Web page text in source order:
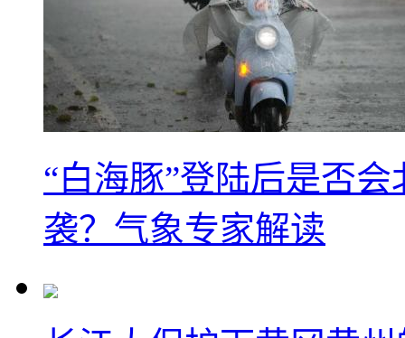
“白海豚”登陆后是否
袭？气象专家解读